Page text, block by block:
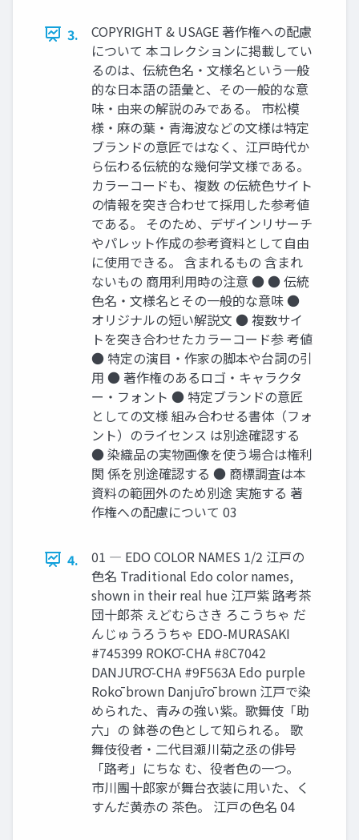
3.
COPYRIGHT & USAGE 著作権への配慮
について 本コレクションに掲載してい
るのは、伝統色名・文様名という一般
的な日本語の語彙と、その一般的な意
味・由来の解説のみである。 市松模
様・麻の葉・青海波などの文様は特定
ブランドの意匠ではなく、江戸時代か
ら伝わる伝統的な幾何学文様である。
カラーコードも、複数 の伝統色サイト
の情報を突き合わせて採用した参考値
である。 そのため、デザインリサーチ
やパレット作成の参考資料として自由
に使用できる。 含まれるもの 含まれ
ないもの 商用利用時の注意 ● ● 伝統
色名・文様名とその一般的な意味 ●
オリジナルの短い解説文 ● 複数サイ
トを突き合わせたカラーコード参 考値
● 特定の演目・作家の脚本や台詞の引
用 ● 著作権のあるロゴ・キャラクタ
ー・フォント ● 特定ブランドの意匠
としての文様 組み合わせる書体（フォ
ント）のライセンス は別途確認する
● 染織品の実物画像を使う場合は権利
関 係を別途確認する ● 商標調査は本
資料の範囲外のため別途 実施する 著
作権への配慮について 03
4.
01 ― EDO COLOR NAMES 1/2 江戸の
色名 Traditional Edo color names,
shown in their real hue 江戸紫 路考茶
団十郎茶 えどむらさき ろこうちゃ だ
んじゅうろうちゃ EDO-MURASAKI
#745399 ROKŌ-CHA #8C7042
DANJŪRŌ-CHA #9F563A Edo purple
Rokō brown Danjūrō brown 江戸で染
められた、青みの強い紫。歌舞伎「助
六」の 鉢巻の色として知られる。 歌
舞伎役者・二代目瀬川菊之丞の俳号
「路考」にちな む、役者色の一つ。
市川團十郎家が舞台衣装に用いた、く
すんだ黄赤の 茶色。 江戸の色名 04